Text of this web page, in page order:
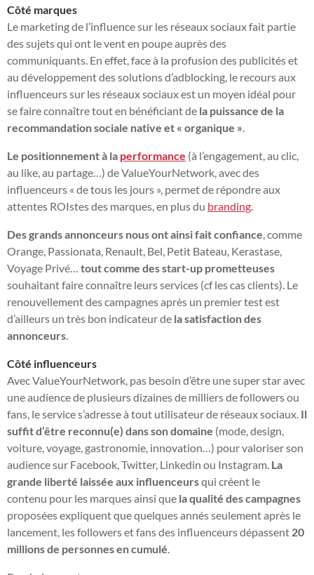
Côté marques
Le marketing de l’influence sur les réseaux sociaux fait partie
des sujets qui ont le vent en poupe auprès des
communiquants. En effet, face à la profusion des publicités et
au développement des solutions d’adblocking, le recours aux
influenceurs sur les réseaux sociaux est un moyen idéal pour
se faire connaître tout en bénéficiant de la puissance de la
recommandation sociale native et « organique ».
Le positionnement à la performance (à l’engagement, au clic,
au like, au partage…) de ValueYourNetwork, avec des
influenceurs « de tous les jours », permet de répondre aux
attentes ROIstes des marques, en plus du branding.
Des grands annonceurs nous ont ainsi fait confiance, comme
Orange, Passionata, Renault, Bel, Petit Bateau, Kerastase,
Voyage Privé… tout comme des start-up prometteuses
souhaitant faire connaître leurs services (cf les cas clients). Le
renouvellement des campagnes après un premier test est
d’ailleurs un très bon indicateur de la satisfaction des
annonceurs.
Côté influenceurs
Avec ValueYourNetwork, pas besoin d’être une super star avec
une audience de plusieurs dizaines de milliers de followers ou
fans, le service s’adresse à tout utilisateur de réseaux sociaux. Il
suffit d’être reconnu(e) dans son domaine (mode, design,
voiture, voyage, gastronomie, innovation…) pour valoriser son
audience sur Facebook, Twitter, Linkedin ou Instagram. La
grande liberté laissée aux influenceursqui créent le
contenu pour les marques ainsi que la qualité des campagnes
proposées expliquent que quelques annés seulement après le
lancement, les followers et fans des influenceurs dépassent 20
millions de personnes en cumulé.